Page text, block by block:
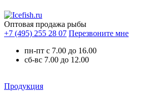
Оптовая продажа рыбы
+7 (495) 255 28 07 Перезвоните мне
пн-пт с 7.00 до 16.00
сб-вс 7.00 до 12.00
Продукция